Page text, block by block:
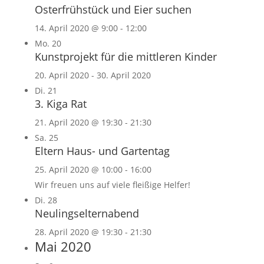
Osterfrühstück und Eier suchen
14. April 2020 @ 9:00- 12:00
Mo. 20
Kunstprojekt für die mittleren Kinder
20. April 2020- 30. April 2020
Di. 21
3. Kiga Rat
21. April 2020 @ 19:30- 21:30
Sa. 25
Eltern Haus- und Gartentag
25. April 2020 @ 10:00- 16:00
Wir freuen uns auf viele fleißige Helfer!
Di. 28
Neulingselternabend
28. April 2020 @ 19:30- 21:30
Mai 2020